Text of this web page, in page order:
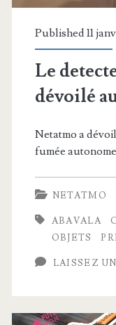
Published 11
Le
dévoilé
Netatmo a
fumée
NETATMO
ABAVALA
OBJETS
LAISSEZ